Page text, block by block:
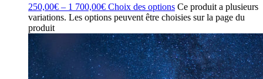
250,00€ – 1 700,00€ Choix des options Ce produit a plusieurs
variations. Les options peuvent être choisies sur la page du
produit